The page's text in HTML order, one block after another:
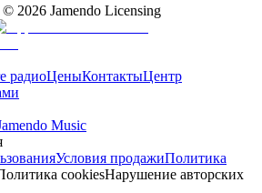
© 2026 Jamendo Licensing
радиоЦеныКонтактыЦентр
Music
Условия продажиПолитика
cookiesНарушение авторских